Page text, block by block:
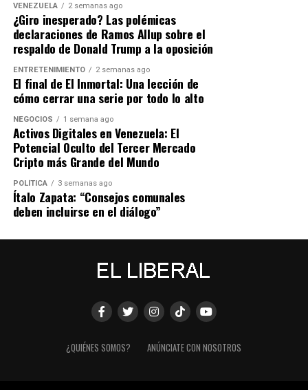
VENEZUELA 2 semanas ago
¿Giro inesperado? Las polémicas
declaraciones de Ramos Allup sobre el
respaldo de Donald Trump a la oposición
ENTRETENIMIENTO 2 semanas ago
El final de El Inmortal: Una lección de
cómo cerrar una serie por todo lo alto
NEGOCIOS 1 semana ago
Activos Digitales en Venezuela: El
Potencial Oculto del Tercer Mercado
Cripto más Grande del Mundo
POLÍTICA 3 semanas ago
Ítalo Zapata: “Consejos comunales
deben incluirse en el diálogo”
¿QUIÉNES SOMOS? ANÚNCIATE CON NOSOTROS